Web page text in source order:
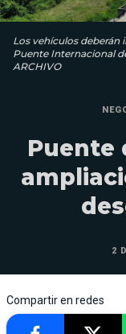
Los vehículos deberán
Puente Internacional
ARCHIVO
Puente
2
Compartir en redes